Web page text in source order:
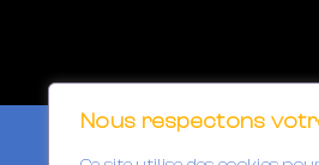
Nous respectons